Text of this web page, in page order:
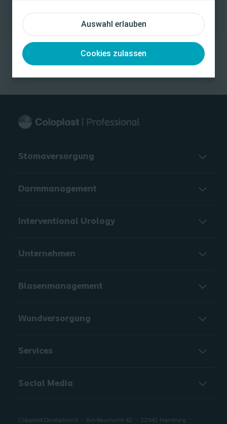
Auswahl erlauben
Cookies zulassen
00:00 11:57
Stomaversorgung
Darmmanagement
Interventional Urology
Unternehmen
Blasenmanagement
Wundversorgung
Services
Social Media
Coloplast Deutschland Am Neumarkt 42 22041 Hamburg